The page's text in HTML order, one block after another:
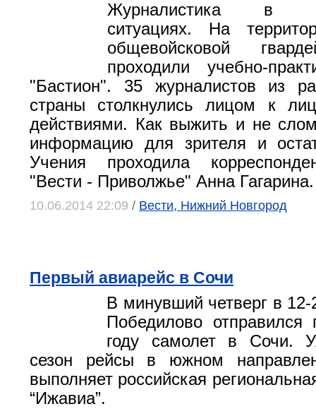
Журналистика в
ситуациях. На
общевойсковой
проходили учебно-
"Бастион". 35 журналистов из
страны столкнулись лицом к
действиями. Как выжить и не
информацию для зрителя и
Учения проходила
"Вести - Приволжье" Анна Гагарина.
10.06.2014 22:09 / Вести, Нижний Новгород
Первый авиарейс в Сочи
В минувший четверг в 12-
Победилово
году самолет в Сочи.
сезон рейсы в южном
выполняет российская
“Ижавиа”.